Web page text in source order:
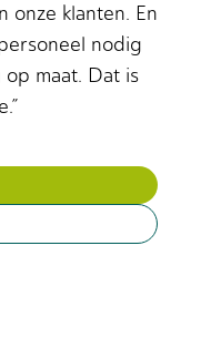
onze klanten. En
nodig
maat. Dat is